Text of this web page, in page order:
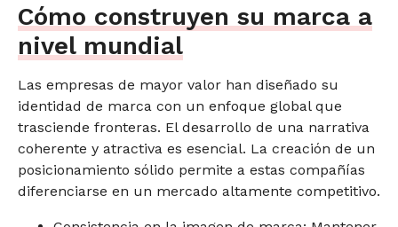
Cómo construyen su marca a
nivel mundial
Las empresas de mayor valor han diseñado su
identidad de marca con un enfoque global que
trasciende fronteras. El desarrollo de una narrativa
coherente y atractiva es esencial. La creación de un
posicionamiento sólido permite a estas compañías
diferenciarse en un mercado altamente competitivo.